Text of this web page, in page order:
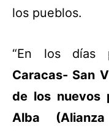
los pueblos.
“En los días
Caracas- San
de los nuevos
Alba